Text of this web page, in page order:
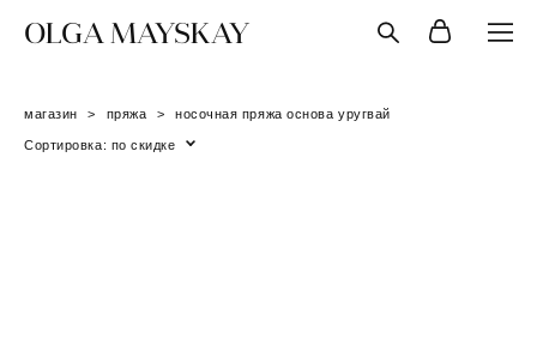
OLGA MAYSKAY
магазин > пряжа > носочная пряжа основа уругвай
Сортировка: по скидке